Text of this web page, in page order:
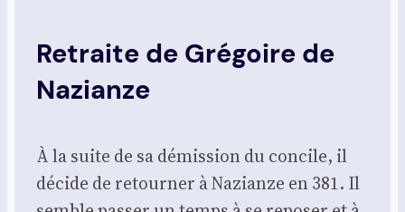
Retraite de Grégoire de
Nazianze
À la suite de sa démis­sion du concile, il
décide de retour­ner à Nazianze en 381. Il